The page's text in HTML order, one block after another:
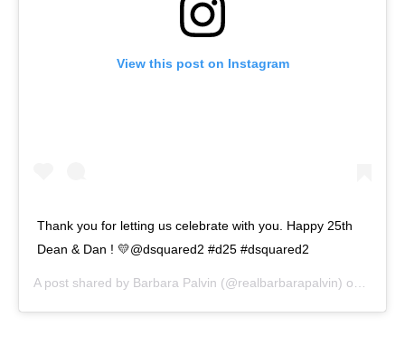
View this post on Instagram
Thank you for letting us celebrate with you. Happy 25th
Dean & Dan ! 💛@dsquared2 #d25 #dsquared2
A post shared by Barbara Palvin (@realbarbarapalvin) on